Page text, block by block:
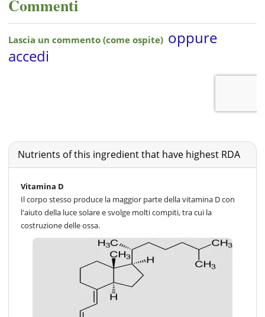
Commenti
Nutrients of this ingredient that have highest RDA
Vitamina D
Il corpo stesso produce la maggior parte della vitamina D con
l'aiuto della luce solare e svolge molti compiti, tra cui la
costruzione delle ossa.